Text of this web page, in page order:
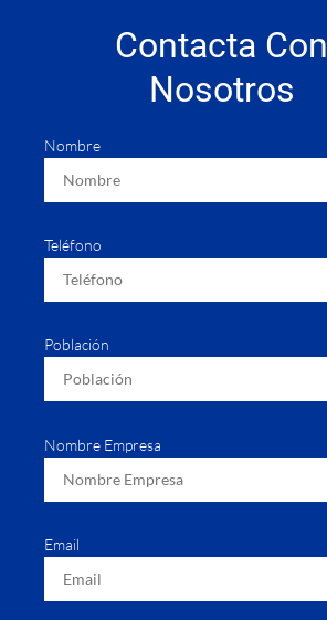
Contacta Con
Nosotros
Nombre
Teléfono
Población
Nombre Empresa
Email